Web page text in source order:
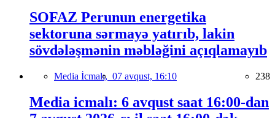
SOFAZ Perunun energetika
sektoruna sərmayə yatırıb, lakin
sövdələşmənin məbləğini açıqlamayıb
Media İcmalı, 07 avqust, 16:10 238
Media icmalı: 6 avqust saat 16:00-dan